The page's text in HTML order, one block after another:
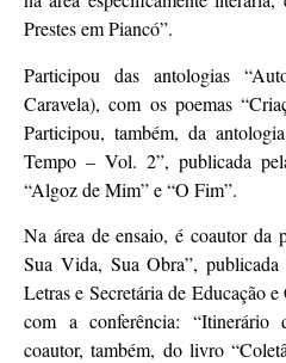
Prestes em Piancó”.
Participou das antologias
Caravela), com os poemas
Participou, também, da
Tempo – Vol. 2”, publicada
“Algoz de Mim” e “O Fim”.
Na área de ensaio, é coautor da
Sua Vida, Sua Obra”,
Letras e Secretária de Educação
com a conferência:
coautor, também, do livro